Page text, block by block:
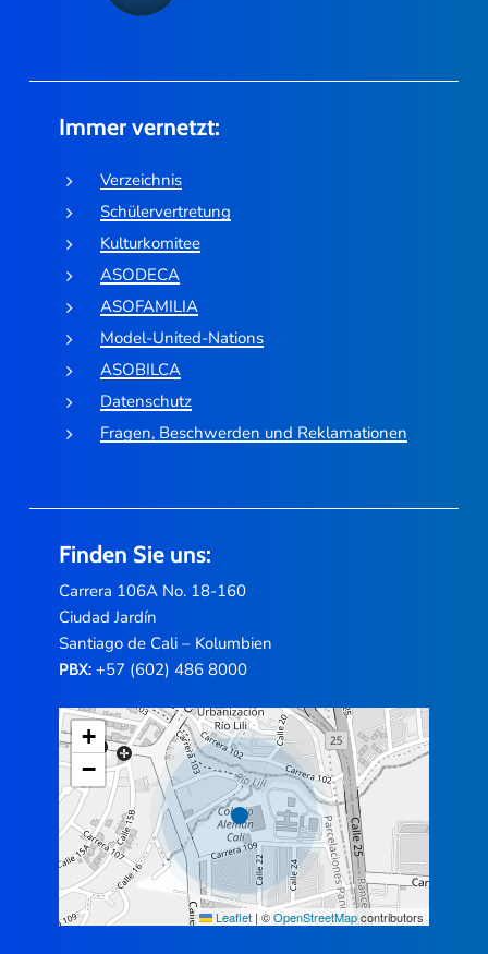
Immer vernetzt:
Verzeichnis
Schülervertretung
Kulturkomitee
ASODECA
ASOFAMILIA
Model-United-Nations
ASOBILCA
Datenschutz
Fragen, Beschwerden und Reklamationen
Finden Sie uns:
Carrera 106A No. 18-160
Ciudad Jardín
Santiago de Cali – Kolumbien
PBX:+57 (602) 486 8000
+
−
Leaflet | ©OpenStreetMapcontributors